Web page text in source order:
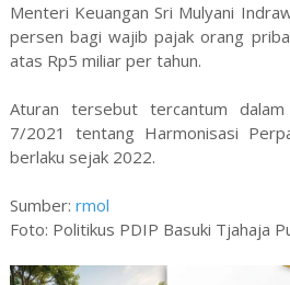
Menteri Keuangan Sri Mulyani
persen bagi wajib pajak orang
atas Rp5 miliar per tahun.
Aturan tersebut tercantum dalam
7/2021 tentang Harmonisasi
berlaku sejak 2022.
Sumber: rmol
Foto: Politikus PDIP Basuki Tjahaja